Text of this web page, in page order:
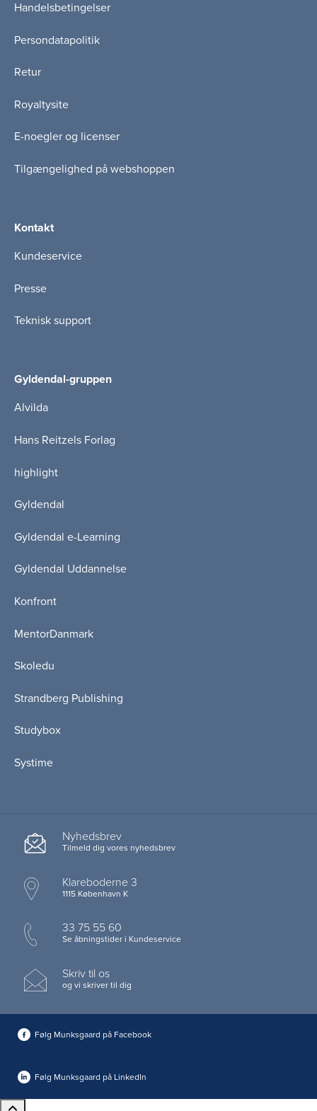
Handelsbetingelser
Persondatapolitik
Retur
Royaltysite
E-noegler og licenser
Tilgængelighed på webshoppen
Kontakt
Kundeservice
Presse
Teknisk support
Gyldendal-gruppen
Alvilda
Hans Reitzels Forlag
highlight
Gyldendal
Gyldendal e-Learning
Gyldendal Uddannelse
Konfront
MentorDanmark
Skoledu
Strandberg Publishing
Studybox
Systime
Nyhedsbrev
Tilmeld dig vores nyhedsbrev
Klareboderne 3
1115 København K
33 75 55 60
Se åbningstider i Kundeservice
Skriv til os
og vi skriver til dig
Følg Munksgaard på Facebook
Følg Munksgaard på LinkedIn